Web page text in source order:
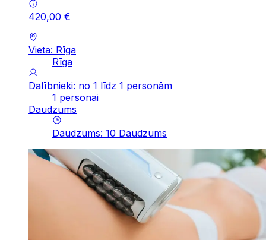
420,00 €
Vieta: Rīga
Rīga
Dalībnieki: no 1 līdz 1 personām
1 personai
Daudzums
Daudzums: 10 Daudzums